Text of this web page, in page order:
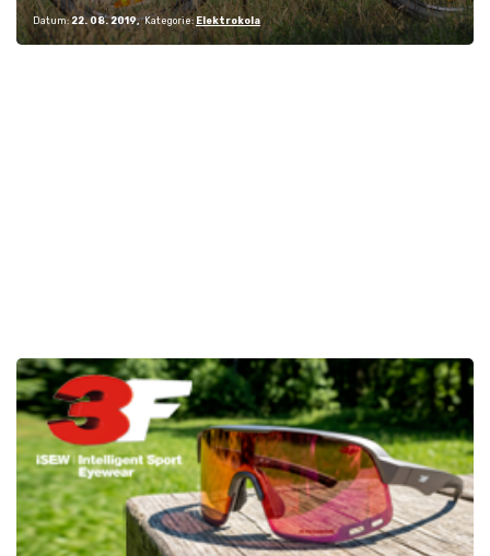
Datum: 22. 08. 2019 Kategorie: Elektrokola